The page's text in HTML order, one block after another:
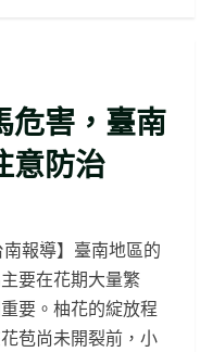
危害，臺南
意防治
南報導】臺南地區的
要在花期大量繁
要。柚花的綻放程
苞尚未開裂前，小